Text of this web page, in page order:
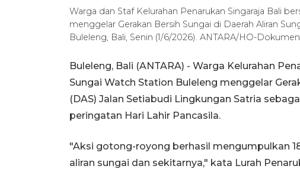
Warga dan Staf Kelurahan Penarukan Singaraja Bali
menggelar Gerakan Bersih Sungai di Daerah Aliran
Buleleng, Bali, Senin (1/6/2026). ANTARA/HO-
Buleleng, Bali (ANTARA) - Warga Kelurahan
Sungai Watch Station Buleleng menggelar
(DAS) Jalan Setiabudi Lingkungan Satria
peringatan Hari Lahir Pancasila.
"Aksi gotong-royong berhasil mengumpulkan
aliran sungai dan sekitarnya," kata Lurah